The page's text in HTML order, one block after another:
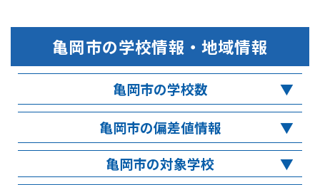
亀岡市の学校情報・地域情報
亀岡市の学校数
亀岡市の偏差値情報
亀岡市の対象学校